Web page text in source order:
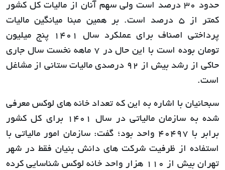
حدود 30 درصد است ولی سهم آنان از مالیات کل کشور
کمتر از 5 درصد است. بر همین مبنا میانگین مالیات
پرداختی اصناف برای عملکرد سال 1401 پنج میلیون
تومان بوده است با این حال در 7 ماهه نخست سال جاری
حاکی از رشد بیش از 92 درصدی مالیات ستانی از مشاغل
است.
سبحانیان با اشاره به این که تعداد خانه های لوکس معرفی
شده به سازمان مالیاتی در سال 1401 برای کل کشور
برابر با 40497 واحد بود؛ گفت: سازمان امور مالیاتی با
استفاده از ظرفیت شرکت های دانش بنیان فقط در شهر
تهران بیش از 110 هزار واحد خانه لوکس شناسایی کرده